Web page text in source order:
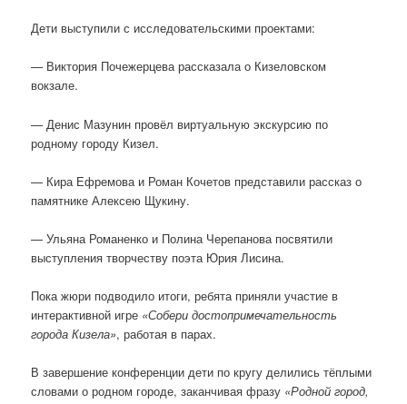
Дети выступили с исследовательскими проектами:
— Виктория Почежерцева рассказала о Кизеловском
вокзале.
— Денис Мазунин провёл виртуальную экскурсию по
родному городу Кизел.
— Кира Ефремова и Роман Кочетов представили рассказ о
памятнике Алексею Щукину.
— Ульяна Романенко и Полина Черепанова посвятили
выступления творчеству поэта Юрия Лисина.
Пока жюри подводило итоги, ребята приняли участие в
интерактивной игре «Собери достопримечательность
города Кизела», работая в парах.
В завершение конференции дети по кругу делились тёплыми
словами о родном городе, заканчивая фразу «Родной город,